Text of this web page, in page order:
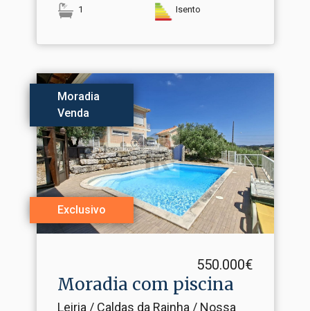
1 Isento
Moradia
Venda
Exclusivo
550.000€
Moradia com piscina
Leiria / Caldas da Rainha / Nossa